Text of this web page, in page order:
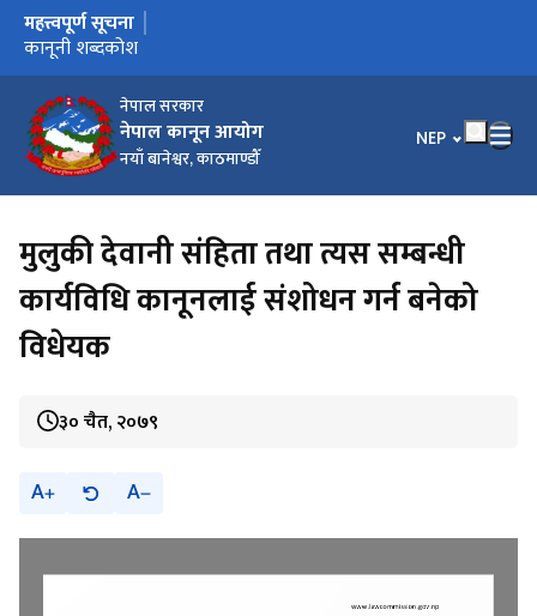
नेपाल सरकार
नेपाल कानून आयोग
नयाँ बानेश्वर, काठमाण्डौँ
भाषा चयन गर्नुहोस्
NEP
मुख्य नेभिगेसनमा जानुहोस्
महत्त्वपूर्ण सूचना
कार्यालय स्थानान्तरण भएको सूचना ।
कानूनी शब्दकोश उपर सुझाव सम्बन्धमा ।
कानूनी शब्दकोश
मुलुकी देवानी संहिता तथा त्यस सम्बन्धी
कार्यविधि कानूनलाई संशोधन गर्न बनेको
विधेयक
३० चैत, २०७९
A A